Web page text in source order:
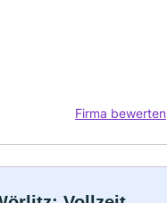
Firma bewerten